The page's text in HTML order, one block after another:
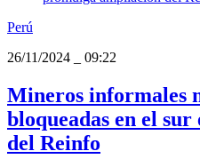
Perú
26/11/2024
09:22
Mineros informales
bloqueadas en el
del Reinfo